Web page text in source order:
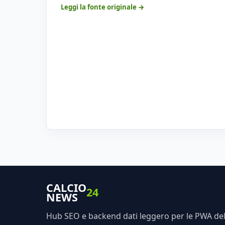
Leggi la fonte originale →
CALCIO
NEWS 24
Hub SEO e backend dati leggero per le PWA